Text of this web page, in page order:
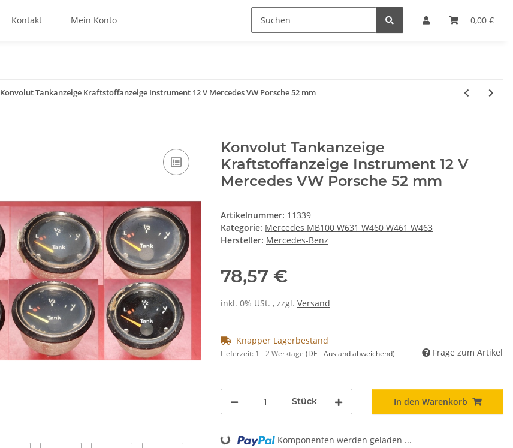
0,00 €
Kontakt Mein Konto
Konvolut Tankanzeige Kraftstoffanzeige Instrument 12 V Mercedes VW Porsche 52 mm
Konvolut Tankanzeige
Kraftstoffanzeige Instrument 12 V
Mercedes VW Porsche 52 mm
Artikelnummer: 11339
Kategorie: Mercedes MB100 W631 W460 W461 W463
Hersteller: Mercedes-Benz
78,57 €
inkl. 0% USt. , zzgl. Versand
Knapper Lagerbestand
Lieferzeit: 1 - 2 Werktage (DE - Ausland abweichend) Frage zum Artikel
Stück In den Warenkorb
Komponenten werden geladen ...